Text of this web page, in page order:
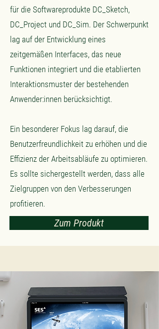
für die Softwareprodukte DC_Sketch,
DC_Project und DC_Sim. Der Schwerpunkt
lag auf der Entwicklung eines
zeitgemäßen Interfaces, das neue
Funktionen integriert und die etablierten
Interaktionsmuster der bestehenden
Anwender:innen berücksichtigt.
Ein besonderer Fokus lag darauf, die
Benutzerfreundlichkeit zu erhöhen und die
Effizienz der Arbeitsabläufe zu optimieren.
Es sollte sichergestellt werden, dass alle
Zielgruppen von den Verbesserungen
profitieren.
Zum Produkt